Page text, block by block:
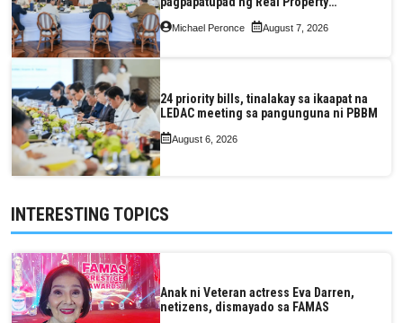
Valuation and Assessment Reform Act
Michael Peronce August 7, 2026
24 priority bills, tinalakay sa ikaapat na
LEDAC meeting sa pangunguna ni PBBM
August 6, 2026
INTERESTING TOPICS
Anak ni Veteran actress Eva Darren,
netizens, dismayado sa FAMAS